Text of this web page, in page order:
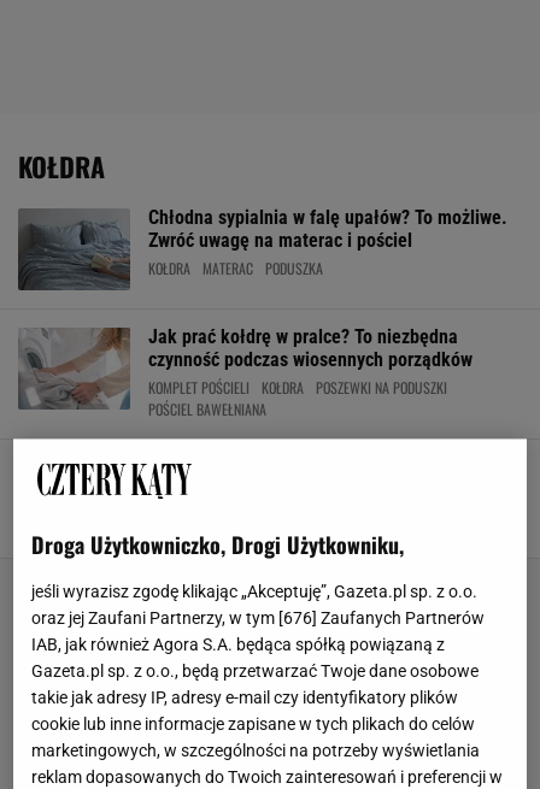
KOŁDRA
Chłodna sypialnia w falę upałów? To możliwe.
Zwróć uwagę na materac i pościel
KOŁDRA MATERAC PODUSZKA
Jak prać kołdrę w pralce? To niezbędna
czynność podczas wiosennych porządków
KOMPLET POŚCIELI KOŁDRA
POSZEWKI NA PODUSZKI
POŚCIEL BAWEŁNIANA
Jak prać pościel? Ta rutyna sprawi, że będzie
jak nowa po każdym praniu
Droga Użytkowniczko, Drogi Użytkowniku,
jeśli wyrazisz zgodę klikając „Akceptuję”, Gazeta.pl sp. z o.o.
oraz jej Zaufani Partnerzy, w tym [676] Zaufanych Partnerów
IAB, jak również Agora S.A. będąca spółką powiązaną z
Gazeta.pl sp. z o.o., będą przetwarzać Twoje dane osobowe
takie jak adresy IP, adresy e-mail czy identyfikatory plików
cookie lub inne informacje zapisane w tych plikach do celów
marketingowych, w szczególności na potrzeby wyświetlania
reklam dopasowanych do Twoich zainteresowań i preferencji w